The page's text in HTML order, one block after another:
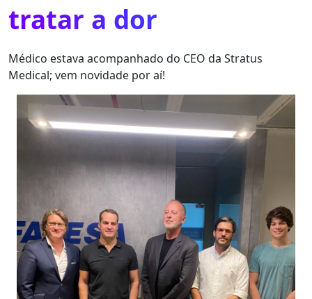
tratar a dor
Médico estava acompanhado do CEO da Stratus
Medical; vem novidade por aí!